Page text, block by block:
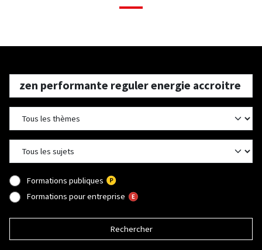
Formations publiques
Formations pour entreprise
Rechercher